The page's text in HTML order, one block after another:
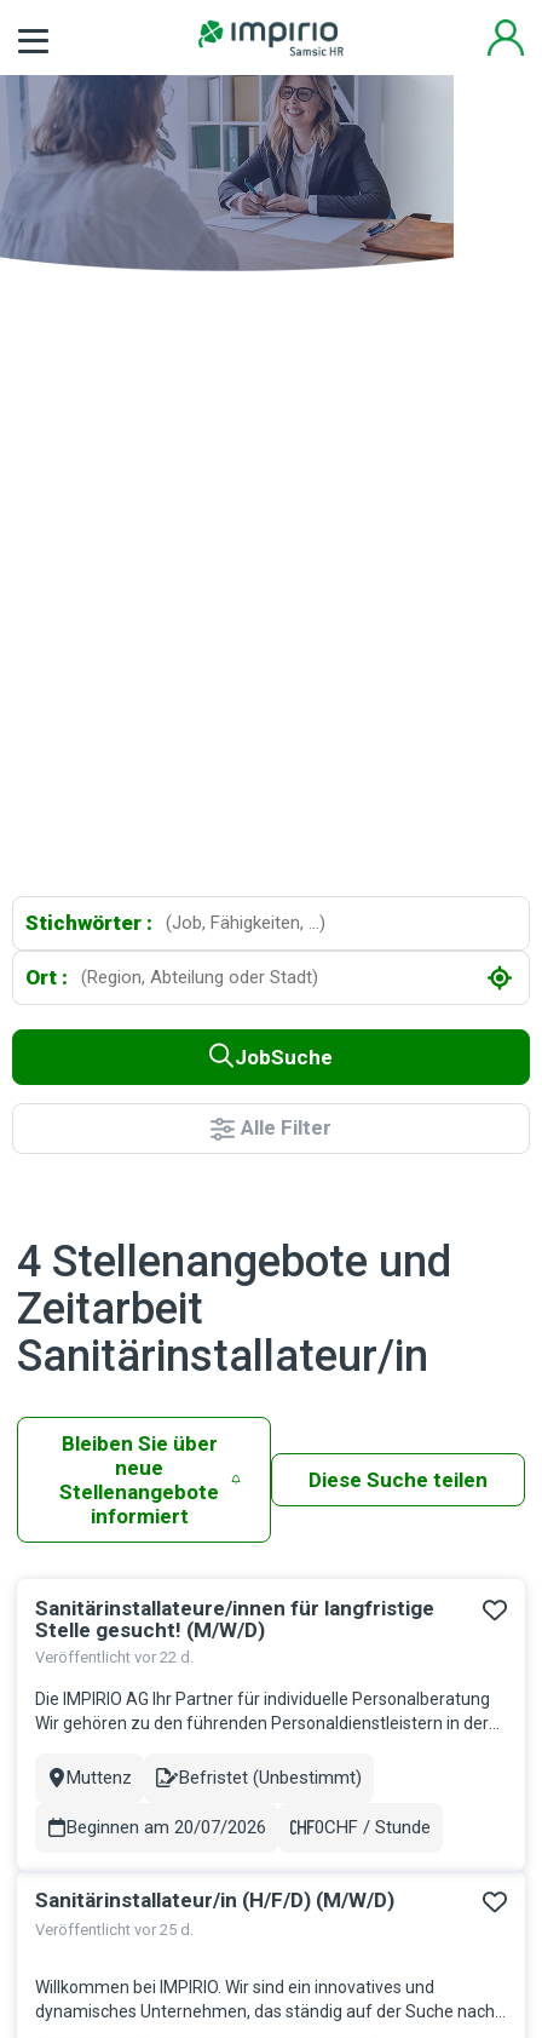
Stichwörter :
Ort :
JobSuche
Alle Filter
4 Stellenangebote und
Zeitarbeit
Sanitärinstallateur/in
Bleiben Sie über
neue
Stellenangebote
informiert
Diese Suche teilen
Ergebnisse
Sanitärinstallateure/innen für langfristige
Stelle gesucht! (M/W/D)
Veröffentlicht vor 22 d.
Die IMPIRIO AG Ihr Partner für individuelle Personalberatung
Wir gehören zu den führenden Personaldienstleistern in der
uns steht fest: Mitarbeitende sind der Schlüssel zum Erfolg.
Stadt
Muttenz
Contract
Befristet (Unbestimmt)
Beginnen am 20/07/2026
Gehalt
0CHF / Stunde
Sanitärinstallateur/in (H/F/D) (M/W/D)
Veröffentlicht vor 25 d.
Willkommen bei IMPIRIO. Wir sind ein innovatives und
dynamisches Unternehmen, das ständig auf der Suche nach